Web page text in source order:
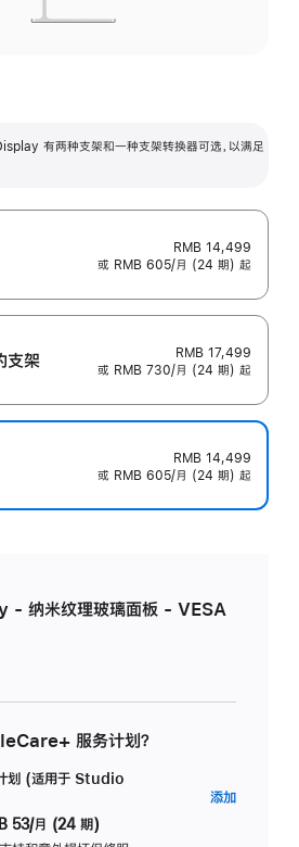
有两种支架和一种支架转换器可选，以满足
RMB 14,499
或 RMB 605/月 (24 期) 起
支‍架
RMB 17,499
或 RMB 730/月 (24 期) 起
RMB 14,499
或 RMB 605/月 (24 期) 起
纳米纹理玻璃面板 - VESA
服务计划？
划 (适用于 Studio
53/月 (24 期)
添加